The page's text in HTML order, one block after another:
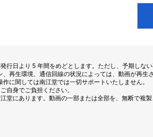
行日より 5 年間をめどとします。ただし、予期しな
、再生環境、通信回線の状況によっては、動画が再生
に関しては南江堂では一切サポートいたしません。
自身でご負担ください。
堂にあります。動画の一部または全部を、無断で